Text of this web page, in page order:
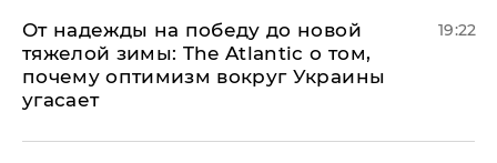
От надежды на победу до новой
тяжелой зимы: The Atlantic о том,
почему оптимизм вокруг Украины
угасает
19:22